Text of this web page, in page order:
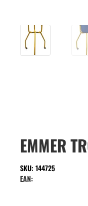
EMMER
SKU: 144725
EAN: